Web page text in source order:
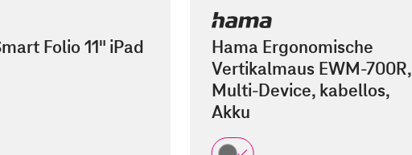
Folio 11" iPad
Hama Ergonomische
Vertikalmaus EWM-700R,
Multi-Device, kabellos,
Akku